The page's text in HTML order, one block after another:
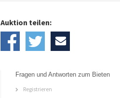
Auktion teilen:
Fragen und Antworten zum Bieten
Registrieren